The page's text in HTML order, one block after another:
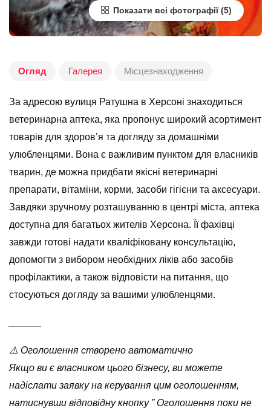
Показати всі фотографії
Огляд Галерея Місцезнаходження
За адресою вулиця Ратушна в Херсоні знаходиться
ветеринарна аптека, яка пропонує широкий асортимент
товарів для здоров’я та догляду за домашніми
улюбленцями. Вона є важливим пунктом для власників
тварин, де можна придбати якісні ветеринарні
препарати, вітаміни, корми, засоби гігієни та аксесуари.
Завдяки зручному розташуванню в центрі міста, аптека
доступна для багатьох жителів Херсона. Її фахівці
завжди готові надати кваліфіковану консультацію,
допомогти з вибором необхідних ліків або засобів
профілактики, а також відповісти на питання, що
стосуються догляду за вашими улюбленцями.
⚠️ Оголошення створено автоматично
Якщо ви є власником цього бізнесу, ви можете
надіслати заявку на керування цим оголошенням,
натиснувши відповідну кнопку ” Оголошення поки не